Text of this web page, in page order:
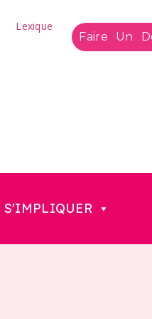
Lexique
Faire Un
S'IMPLIQUER